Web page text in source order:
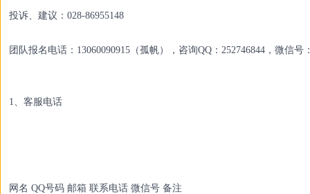
投诉、建议：028-86955148
团队报名电话：13060090915（孤帆），咨询QQ：252746844，微信号
1、客服电话
网名 QQ号码 邮箱 联系电话 微信号 备注